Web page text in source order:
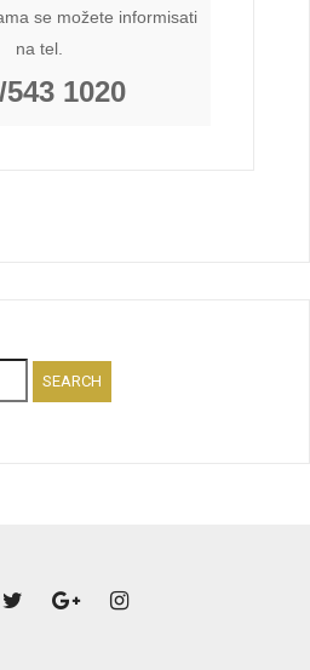
se možete informisati
na tel.
543 1020